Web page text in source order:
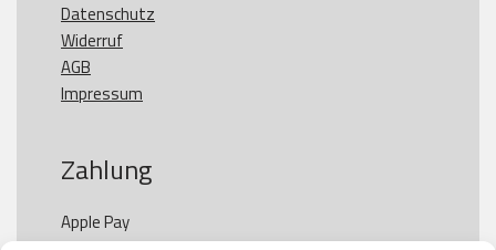
Datenschutz
Widerruf
AGB
Impressum
Zahlung
Apple Pay